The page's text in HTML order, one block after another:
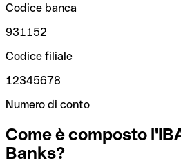
Codice banca
931152
Codice filiale
12345678
Numero di conto
Come è composto
Banks?